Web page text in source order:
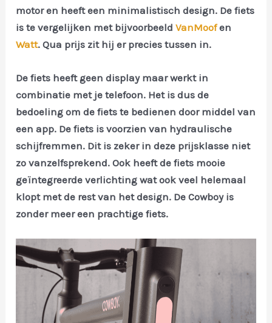
motor en heeft een minimalistisch design. De fiets
is te vergelijken met bijvoorbeeldVanMoofen
Watt. Qua prijs zit hij er precies tussen in.
De fiets heeft geen display maar werkt in
combinatie met je telefoon. Het is dus de
bedoeling om de fiets te bedienen door middel van
een app. De fiets is voorzien van hydraulische
schijfremmen. Dit is zeker in deze prijsklasse niet
zo vanzelfsprekend. Ook heeft de fiets mooie
geïntegreerde verlichting wat ook veel helemaal
klopt met de rest van het design. De Cowboy is
zonder meer een prachtige fiets.